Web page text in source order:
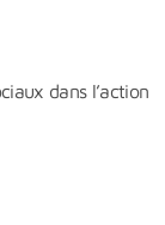
dans l’action